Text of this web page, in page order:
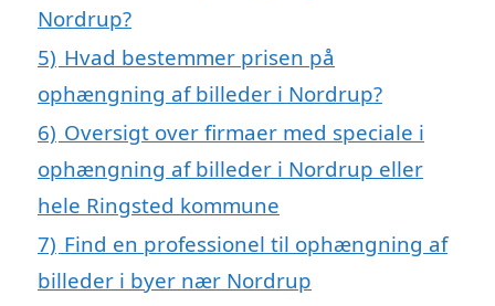
Nordrup?
5) Hvad bestemmer prisen på
ophængning af billeder i Nordrup?
6) Oversigt over firmaer med speciale i
ophængning af billeder i Nordrup eller
hele Ringsted kommune
7) Find en professionel til ophængning af
billeder i byer nær Nordrup